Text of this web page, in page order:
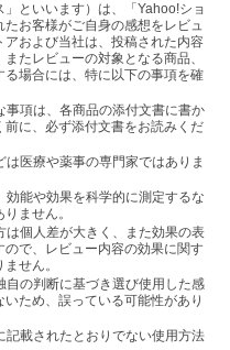
」といいます）は、「Yahoo!ショ
お客様がご自身の感想をレビュ
および当社は、投稿された内容
たレビューの対象となる商品、
場合には、特に以下の事項を確
事項は、各商品の添付文書に書か
に、必ず添付文書をお読みくだ
医療や薬事の専門家ではありま
能や効果を科学的に測定するな
ません。
個人差が大きく、また効果の表
で、レビュー内容の効果に関す
せん。
の判断に基づき選び使用した感
ため、誤っている可能性があり
載されたとおりでない使用方法